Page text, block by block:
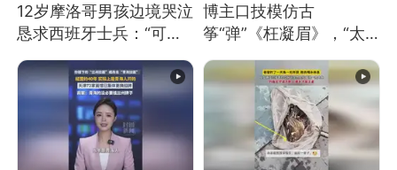
12岁摩洛哥男孩边境哭泣
恳求西班牙士兵：“可不
可以不要把我遣返回国”
博主口技模仿古
筝“弹”《枉凝眉》，“太
像了～你是吃古筝长大的
吗？”“或将成为首位考级
不带古筝的选手。”（来
源：新华每日电讯）